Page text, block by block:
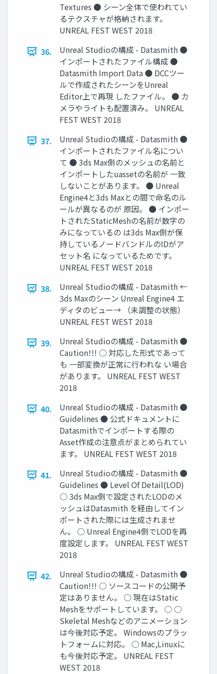
Textures ● シーン全体で使われてい
るテクスチャが格納されます。
UNREAL FEST WEST 2018
36.
Unreal Studioの構成 - Datasmith ●
インポートされたファイル構成 ●
Datasmith Import Data ● DCCツー
ルで作成されたシーンをUnreal
Editor上で再現 したファイル。 ● カ
メラやライトも配置済み。 UNREAL
FEST WEST 2018
37.
Unreal Studioの構成 - Datasmith ●
インポートされたファイル名につい
て ● 3ds Max側のメッシュの名前と
インポートしたuassetの名前が 一致
しないことがあります。 ● Unreal
Engine4と3ds Maxとの間で命名のル
ールが異なるのが 原因。 ● インポー
トされたStaticMeshの名前が数字の
みになっているの は3ds Max側が保
持しているノードバンドルのIDがア
セット名 になっているためです。
UNREAL FEST WEST 2018
38.
Unreal Studioの構成 - Datasmith ←
3ds Maxのシーン Unreal Engine4 エ
ディタのビュー→ （未調整の状態）
UNREAL FEST WEST 2018
39.
Unreal Studioの構成 - Datasmith ●
Caution!!! ○ 対応した形式であって
も 一部変換が正常に行われな い場合
があります。 UNREAL FEST WEST
2018
40.
Unreal Studioの構成 - Datasmith ●
Guidelines ● 公式ドキュメントに
Datasmithでインポートする際の
Asset作成の注意点がまとめられてい
ます。 UNREAL FEST WEST 2018
41.
Unreal Studioの構成 - Datasmith ●
Guidelines ● Level Of Detail(LOD)
○ 3ds Max側で設定されたLODのメ
ッシュはDatasmith を経由してイン
ポートされた際には生成されませ
ん。 ○ Unreal Engine4側でLODを再
度設定します。 UNREAL FEST WEST
2018
42.
Unreal Studioの構成 - Datasmith ●
Caution!!! ○ ソースコードの公開予
定はありません。 ○ 現在はStatic
Meshをサポートしています。 ○ ○
Skeletal Meshなどのアニメーション
は今後対応予定。 Windowsのプラッ
トフォームに対応。 ○ Mac,Linuxに
も今後対応予定。 UNREAL FEST
WEST 2018